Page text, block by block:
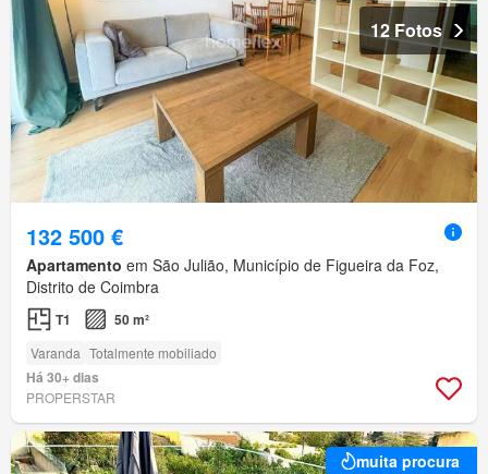
12 Fotos
132 500 €
Apartamento em São Julião, Município de Figueira da Foz,
Distrito de Coimbra
T1 50 m²
Varanda Totalmente mobiliado
Há 30+ dias
PROPERSTAR
muita procura